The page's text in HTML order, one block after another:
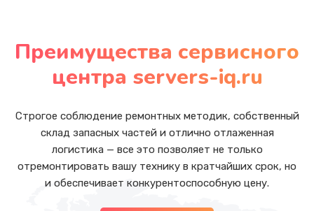
Преимущества сервисного
центра servers-iq.ru
Строгое соблюдение ремонтных методик, собственный
склад запасных частей и отлично отлаженная
логистика — все это позволяет не только
отремонтировать вашу технику в кратчайших срок, но
и обеспечивает конкурентоспособную цену.